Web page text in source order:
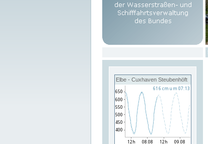
Elbe - Cuxhaven Steubenhöft